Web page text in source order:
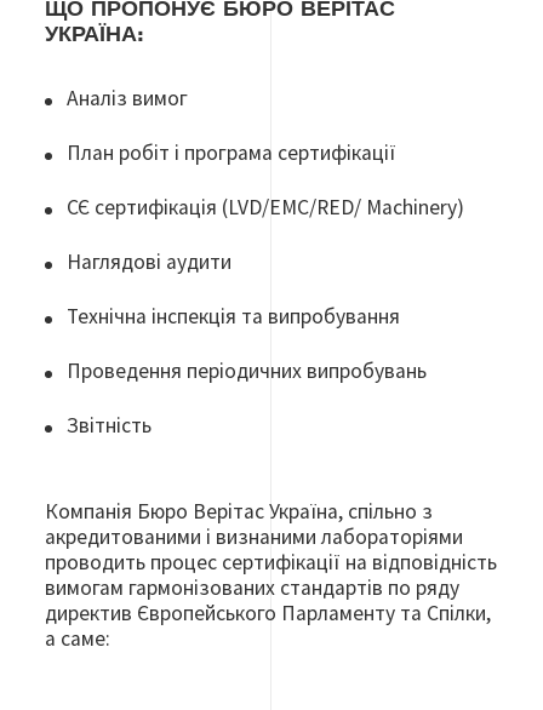
ЩО ПРОПОНУЄ БЮРО ВЕРІТАС
УКРАЇНА:
Аналіз вимог
План робіт і програма сертифікації
СЄ сертифікація (LVD/EMC/RED/ Machinery)
Наглядові аудити
Технічна інспекція та випробування
Проведення періодичних випробувань
Звітність
Компанія Бюро Верітас Україна, спільно з
акредитованими і визнаними лабораторіями
проводить процес сертифікації на відповідність
вимогам гармонізованих стандартів по ряду
директив Європейського Парламенту та Спілки,
а саме: